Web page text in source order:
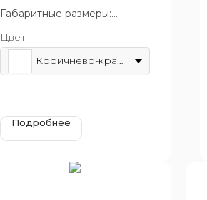
Габаритные размеры:
Возрастная группа: от 14 лет
Цвет
Коричнево-красный
Подробнее